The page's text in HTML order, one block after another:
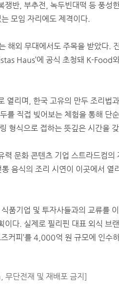
쟁반, 부추전, 녹두빈대떡 등 풍성
모임 자리에도 제격이다.
해외 무대에서도 주목을 받았다.
Haus’에 공식 초청돼 K-Food
열리며, 한국 고유의 만두 조리법
를 직접 빚어보는 체험을 통해 단
형식으로 접하는 뜻깊은 시간을
력 문화 콘텐츠 기업 스트라드컴의
음식의 조리 시연이 이곳에서 열
품기업 및 투자사들과의 교류를
다. 실제로 필리핀 대표 외식 브
커피’를 4,000억 원 규모에 인수
단전재 및 재배포 금지]